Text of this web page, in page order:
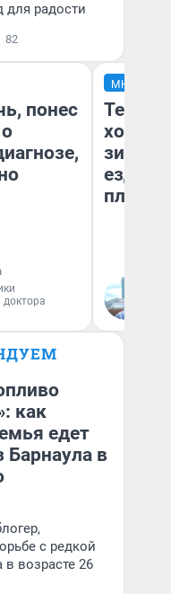
для радости
82
понес
МНЕНИЕ
Тепло
зимой.
ездит
плюсы
как
едет
Барнаула в
с редкой
возрасте 26